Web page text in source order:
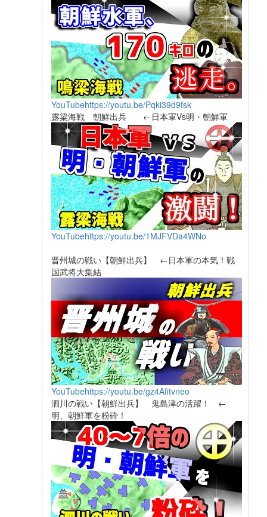
YouTubehttps://youtu.be/Pqki39d9fsk
露梁海戦 朝鮮出兵 ←日本軍Vs明・朝鮮軍
YouTubehttps://youtu.be/1MJFVDa4WNo
晋州城の戦い【朝鮮出兵】 ←日本軍の本気！戦
国武将大集結
YouTubehttps://youtu.be/gz4Afitvneo
泗川の戦い【朝鮮出兵】 鬼島津の活躍！ ←
明、朝鮮軍を粉砕！